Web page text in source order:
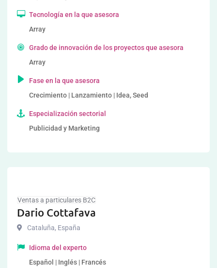
Tecnología en la que asesora
Array
Grado de innovación de los proyectos que asesora
Array
Fase en la que asesora
Crecimiento | Lanzamiento | Idea, Seed
Especialización sectorial
Publicidad y Marketing
Ventas a particulares B2C
Dario Cottafava
Cataluña, España
Idioma del experto
Español | Inglés | Francés